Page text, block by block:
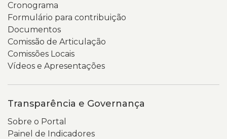
Cronograma
Formulário para contribuição
Documentos
Comissão de Articulação
Comissões Locais
Vídeos e Apresentações
Transparência e Governança
Sobre o Portal
Painel de Indicadores